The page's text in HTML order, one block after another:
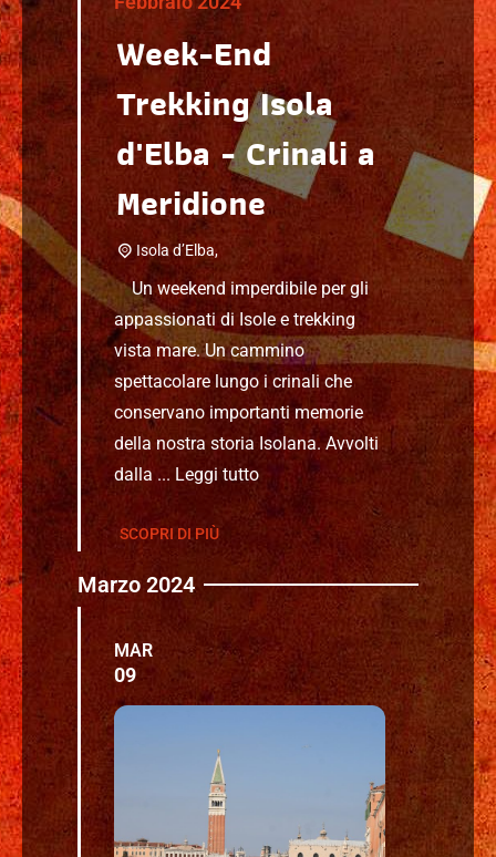
Week-End
Trekking Isola
d'Elba - Crinali a
Meridione
Isola d’Elba,
Un weekend imperdibile per gli
appassionati di Isole e trekking
vista mare. Un cammino
spettacolare lungo i crinali che
conservano importanti memorie
della nostra storia Isolana. Avvolti
dalla ... Leggi tutto
SCOPRI DI PIÙ
Marzo 2024
MAR
09